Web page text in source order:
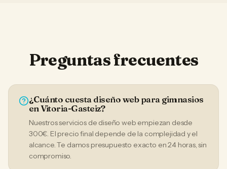
Preguntas frecuentes
¿Cuánto cuesta diseño web para gimnasios
en Vitoria-Gasteiz?
Nuestros servicios de diseño web empiezan desde
300€. El precio final depende de la complejidad y el
alcance. Te damos presupuesto exacto en 24 horas, sin
compromiso.